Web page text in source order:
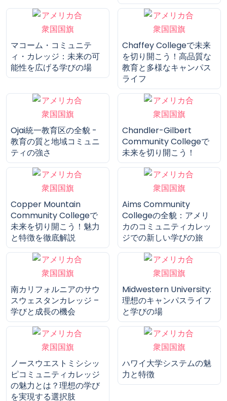
マコーム・コミュニテ
ィ・カレッジ：未来の可
能性を広げる学びの場
Chaffey Collegeで未来
を切り開こう！高品質な
教育と多様なキャンパス
ライフ
Ojai統一教育区の全貌 -
教育の質と地域コミュニ
ティの強さ
Chandler-Gilbert
Community Collegeで
未来を切り開こう！
Copper Mountain
Community Collegeで
未来を切り開こう！魅力
と特徴を徹底解説
Aims Community
Collegeの全貌：アメリ
カのコミュニティカレッ
ジでの新しい学びの旅
南カリフォルニアのサウ
スウェスタンカレッジ –
Midwestern University: